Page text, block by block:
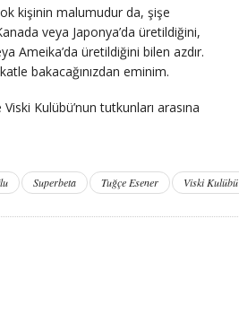
kişinin malumudur da, şişe
veya Japonya’da üretildiğini,
Ameika’da üretildiğini bilen azdır.
bakacağınızdan eminim.
Kulübü’nun tutkunları arasına
Superbeta Tuğçe Esener Viski Kulübü